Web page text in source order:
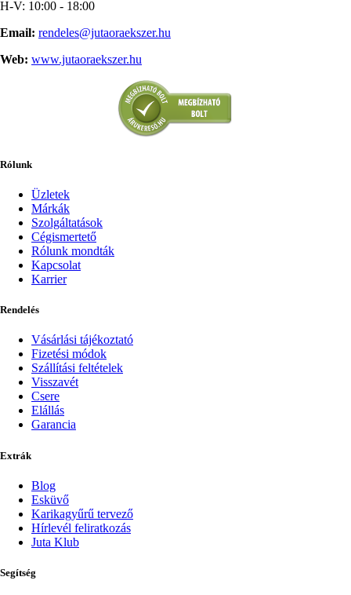
H-V: 10:00 - 18:00
Email: rendeles@jutaoraekszer.hu
Web: www.jutaoraekszer.hu
Rólunk
Üzletek
Márkák
Szolgáltatások
Cégismertető
Rólunk mondták
Kapcsolat
Karrier
Rendelés
Vásárlási tájékoztató
Fizetési módok
Szállítási feltételek
Visszavét
Csere
Elállás
Garancia
Extrák
Blog
Esküvő
Karikagyűrű tervező
Hírlevél feliratkozás
Juta Klub
Segítség